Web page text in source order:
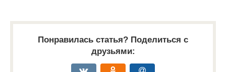
Понравилась статья? Поделиться с
друзьями: